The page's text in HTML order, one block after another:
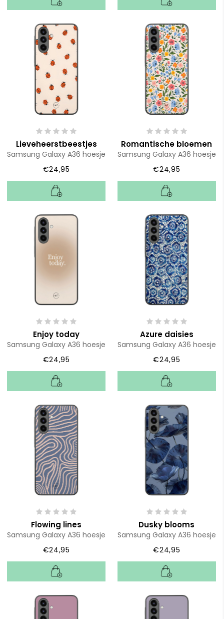
Lieveheerstbeestjes
Samsung Galaxy A36 hoesje
€24,95
Romantische bloemen
Samsung Galaxy A36 hoesje
€24,95
Enjoy today
Samsung Galaxy A36 hoesje
€24,95
Azure daisies
Samsung Galaxy A36 hoesje
€24,95
Flowing lines
Samsung Galaxy A36 hoesje
€24,95
Dusky blooms
Samsung Galaxy A36 hoesje
€24,95